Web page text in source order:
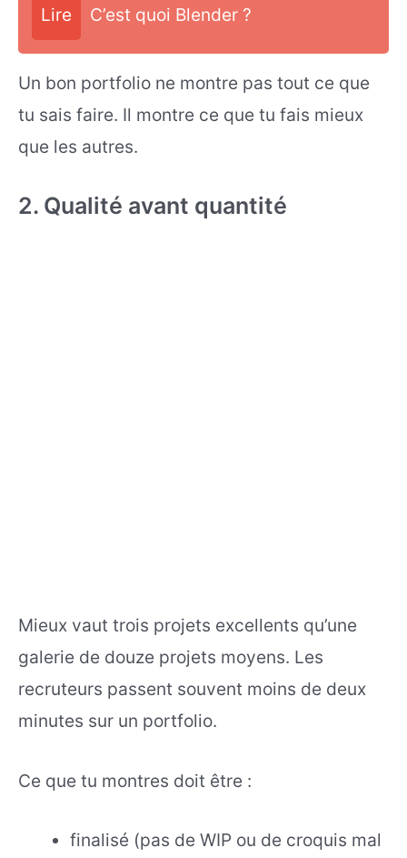
Lire C’est quoi Blender ?
Un bon portfolio ne montre pas tout ce que
tu sais faire. Il montre ce que tu fais mieux
que les autres.
2. Qualité avant quantité
Mieux vaut trois projets excellents qu’une
galerie de douze projets moyens. Les
recruteurs passent souvent moins de deux
minutes sur un portfolio.
Ce que tu montres doit être :
finalisé (pas de WIP ou de croquis mal